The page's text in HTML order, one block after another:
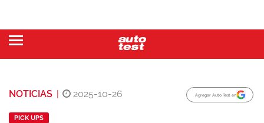
NOTICIAS | 2025-10-26 Agregar Auto Test en
PICK UPS